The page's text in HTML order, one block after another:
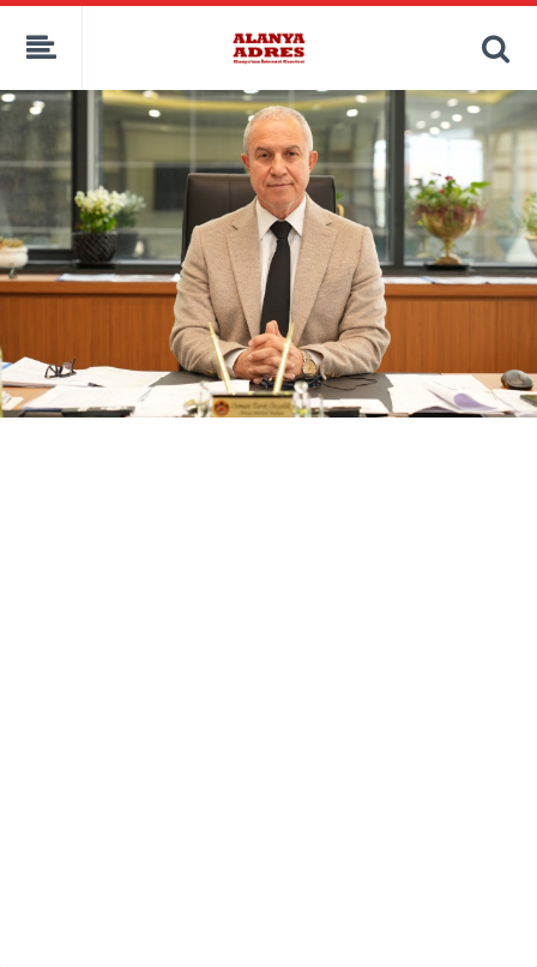
kaçak bahis
deneme bonusu
canlı bahis siteleri
deneme bonusu veren siteler
bahis siteleri
porno izle